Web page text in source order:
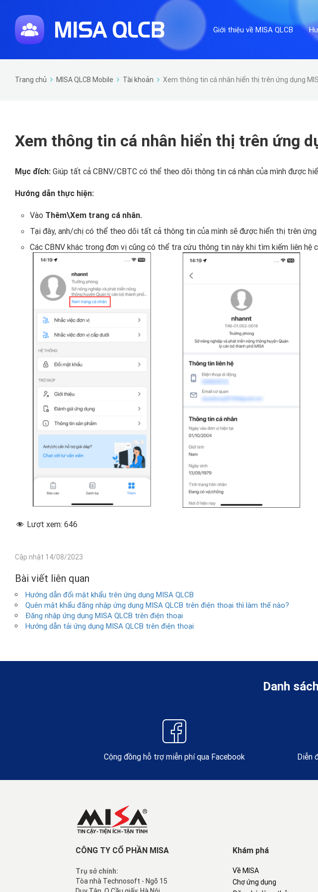
Giới thiệu về MISA QLCB
Trang chủ MISA QLCB Mobile Tài khoản Xem thông tin cá nhân hiển thị trên ứng dụng
Xem thông tin cá nhân hiển thị trên ứng
Mục đích: Giúp tất cả CBNV/CBTC có thể theo dõi thông tin cá nhân của mình được
Hướng dẫn thực hiện:
Vào Thêm\Xem trang cá nhân.
Tại đây, anh/chị có thể theo dõi tất cả thông tin của mình sẽ được hiển thị trên ứng
Các CBNV khác trong đơn vị cũng có thể tra cứu thông tin này khi tìm kiếm liên hệ
Lượt xem: 646
Cập nhật 14/08/2023
Bài viết liên quan
Hướng dẫn đổi mật khẩu trên ứng dụng MISA QLCB
Quên mật khẩu đăng nhập ứng dụng MISA QLCB trên điện thoại thì làm thế nào?
Đăng nhập ứng dụng MISA QLCB trên điện thoại
Hướng dẫn tải ứng dụng MISA QLCB trên điện thoại
Danh
Cộng đồng hỗ trợ miễn phí qua Facebook Diễn
CÔNG TY CỔ PHẦN MISA
Trụ sở chính:
Tòa nhà Technosoft - Ngõ 15
Khám phá
Về MISA
Chợ ứng dụng